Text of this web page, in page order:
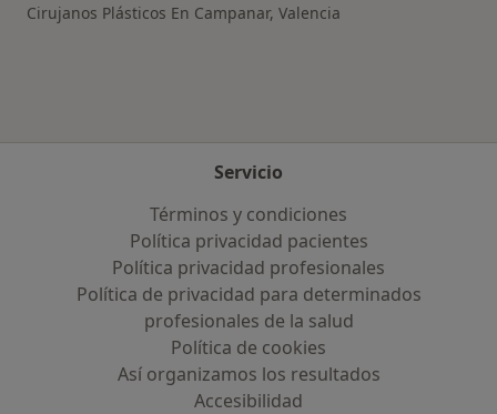
Cirujanos Plásticos En Campanar, Valencia
Servicio
Términos y condiciones
Política privacidad pacientes
Política privacidad profesionales
Política de privacidad para determinados
profesionales de la salud
Política de cookies
Así organizamos los resultados
Accesibilidad